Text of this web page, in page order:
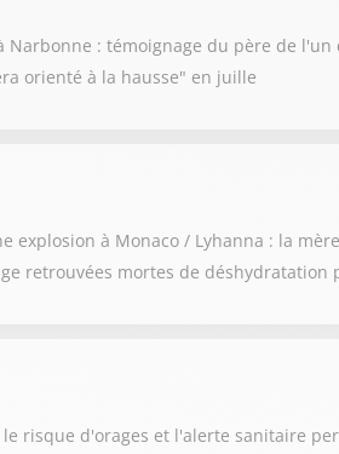
Narbonne : témoignage du père de
orienté à la hausse" en juille
explosion à Monaco / Lyhanna : la
retrouvées mortes de déshydratation
risque d'orages et l'alerte sanitaire